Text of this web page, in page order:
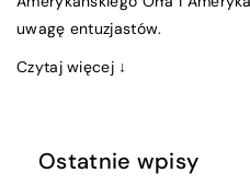
uwagę entuzjastów.
Czytaj więcej ↓
Ostatnie wpisy